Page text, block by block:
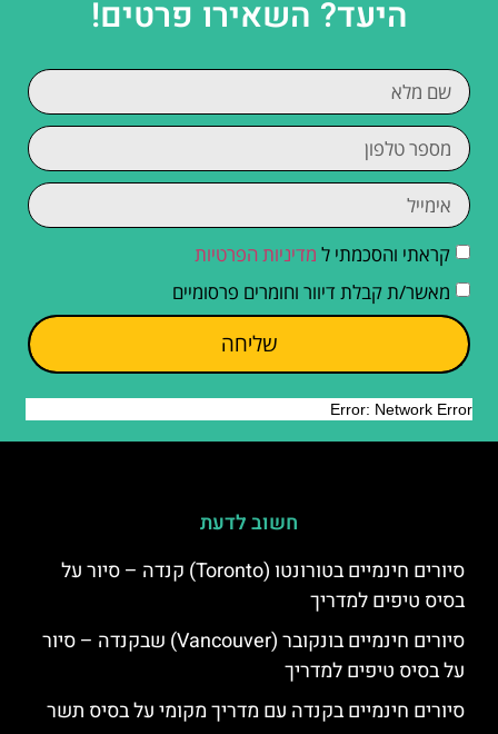
היעד? השאירו פרטים!
קראתי והסכמתי ל מדיניות הפרטיות
מאשר/ת קבלת דיוור וחומרים פרסומיים
שליחה
חשוב לדעת
סיורים חינמיים בטורונטו (Toronto) קנדה – סיור על
בסיס טיפים למדריך
סיורים חינמיים בונקובר (Vancouver) שבקנדה – סיור
על בסיס טיפים למדריך
סיורים חינמיים בקנדה עם מדריך מקומי על בסיס תשר